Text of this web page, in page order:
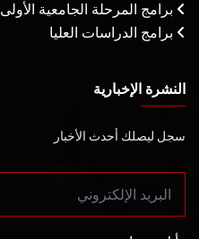
برامج المرحلة الجامعية الأولى
برامج الدراسات العليا
النشرة الإخبارية
سجل ليصلك أحدث الأخبار